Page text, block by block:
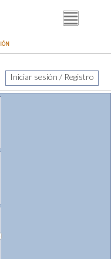
PIM
Iniciar sesión / Registro